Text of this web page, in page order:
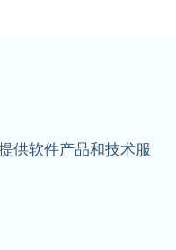
供软件产品和技术服